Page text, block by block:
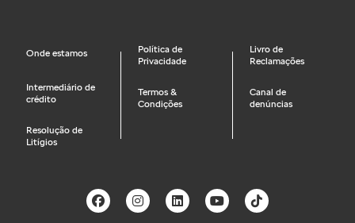
Onde estamos
Intermediário de
crédito
Resolução de
Litígios
Política de
Privacidade
Termos &
Condições
Livro de
Reclamações
Canal de
denúncias